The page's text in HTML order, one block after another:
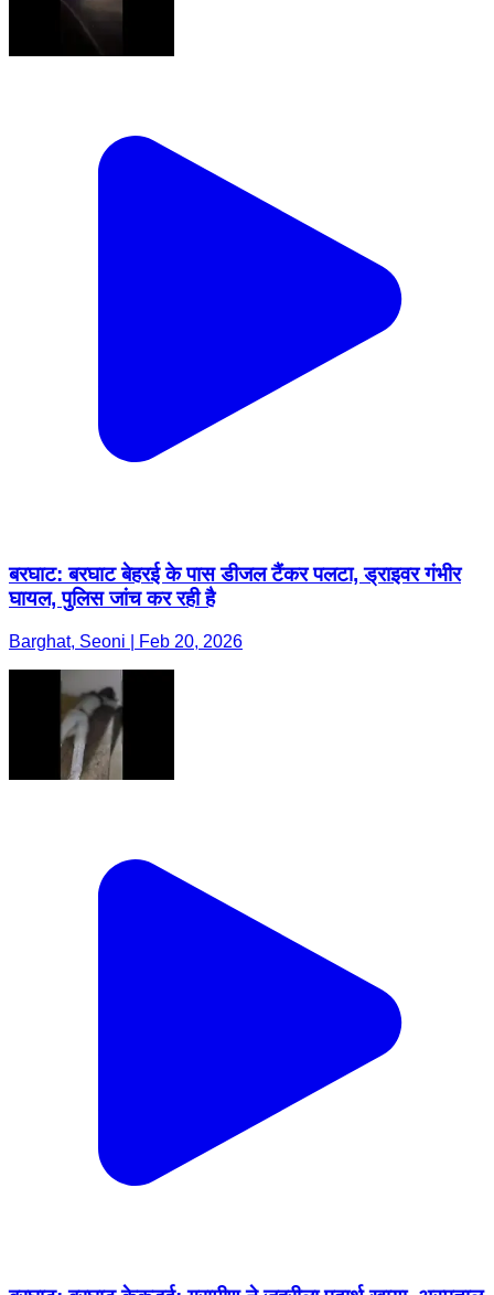
बरघाट: बरघाट बेहरई के पास डीजल टैंकर पलटा, ड्राइवर गंभीर
घायल, पुलिस जांच कर रही है
Barghat, Seoni | Feb 20, 2026